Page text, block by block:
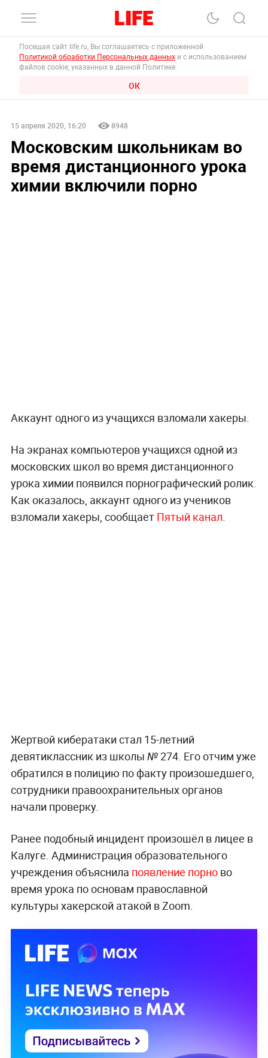
Посещая сайт life.ru, Вы соглашаетесь с приложенной
Политикой обработки Персональных данных и с использованием
файлов cookie, указанных в данной Политике.
ОК
15 апреля 2020, 16:20 8948
Московским школьникам во
время дистанционного урока
химии включили порно
Аккаунт одного из учащихся взломали хакеры.
На экранах компьютеров учащихся одной из
московских школ во время дистанционного
урока химии появился порнографический ролик.
Как оказалось, аккаунт одного из учеников
взломали хакеры, сообщает Пятый канал
Жертвой кибератаки стал 15-летний
девятиклассник из школы № 274. Его отчим уже
обратился в полицию по факту произошедшего,
сотрудники правоохранительных органов
начали проверку.
Ранее подобный инцидент произошёл в лицее в
Калуге. Администрация образовательного
учреждения объяснила появление порново
время урока по основам православной
культуры хакерской атакой в Zoom.